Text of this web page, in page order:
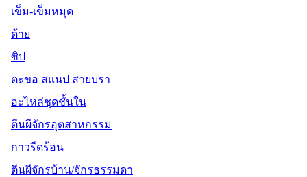
เข็ม-เข็มหมุด
ด้าย
ซิป
ตะขอ สแนป สายบรา
อะไหล่ชุดชั้นใน
ตีนผีจักรอุตสาหกรรม
กาวรีดร้อน
ตีนผีจักรบ้าน/จักรธรรมดา